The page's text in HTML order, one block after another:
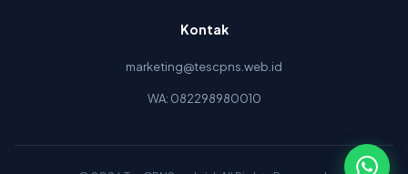
Kontak
marketing@tescpns.web.id
WA: 082298980010